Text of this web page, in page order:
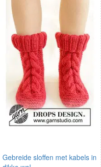
Gebreide sloffen met kabels in